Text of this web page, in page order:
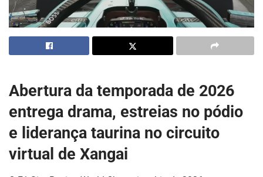
Abertura da temporada de 2026
entrega drama, estreias no pódio
e liderança taurina no circuito
virtual de Xangai